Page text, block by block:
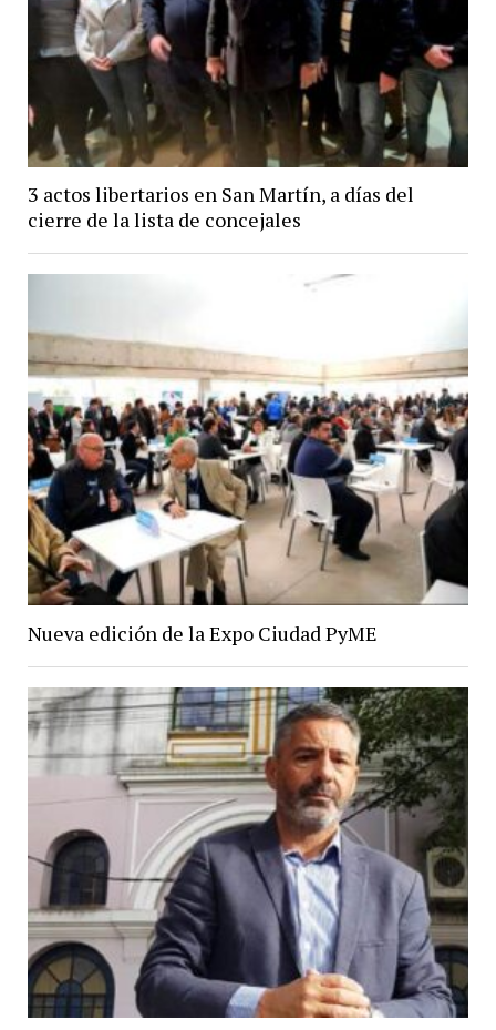
3 actos libertarios en San Martín, a días del
cierre de la lista de concejales
Nueva edición de la Expo Ciudad PyME